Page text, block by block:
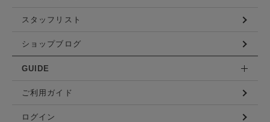
スタッフリスト
ショップブログ
GUIDE
ご利用ガイド
ログイン